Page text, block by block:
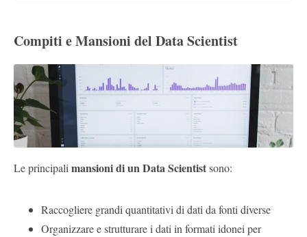
Compiti e Mansioni del Data Scientist
Le principali mansioni di un Data Scientistsono:
Raccogliere grandi quantitativi di dati da fonti diverse
Organizzare e strutturare i dati in formati idonei per